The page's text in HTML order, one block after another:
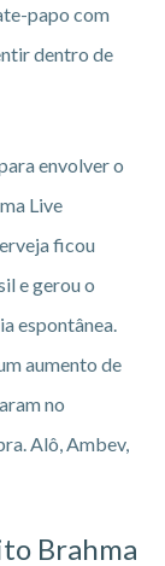
papo com
dentro de
envolver o
Live
ficou
e gerou o
espontânea.
aumento de
no
Alô, Ambev,
Brahma